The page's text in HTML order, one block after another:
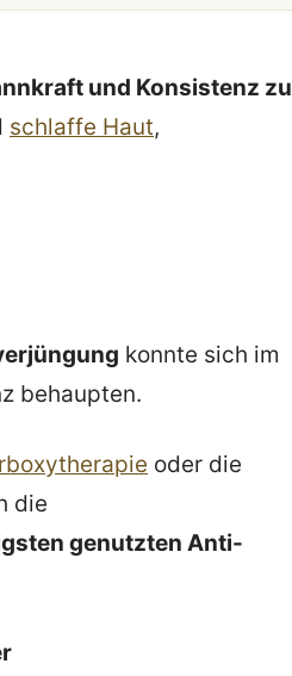
und Konsistenz zu
schlaffe Haut,
konnte sich im
behaupten.
oder die
die
genutzten Anti-